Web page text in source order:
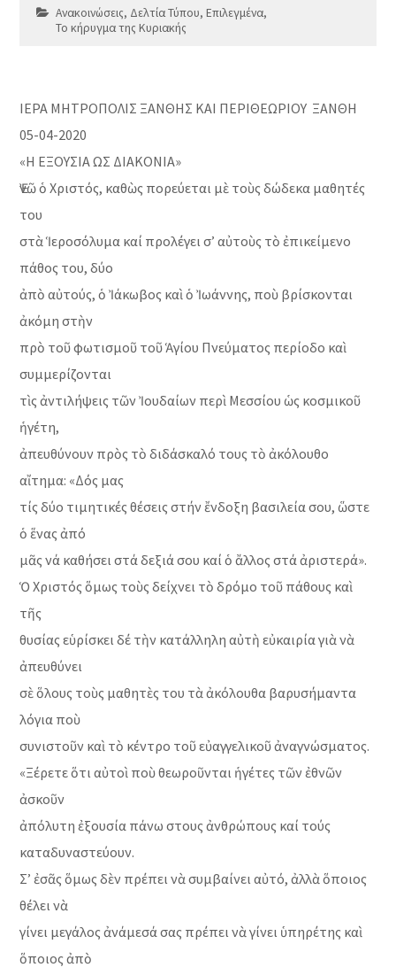
Ανακοινώσεις, Δελτία Τύπου,Επιλεγμένα,
Το κήρυγμα της Κυριακής
ΙΕΡΑ ΜΗΤΡΟΠΟΛΙΣ ΞΑΝΘΗΣ ΚΑΙ ΠΕΡΙΘΕΩΡΙΟΥ ΞΑΝΘΗ
05-04-2020
«Η ΕΞΟΥΣΙΑ ΩΣ ΔΙΑΚΟΝΙΑ»
Ἐνῶ ὁ Χριστός, καθὼς πορεύεται μὲ τοὺς δώδεκα μαθητές
του
στὰ Ἱεροσόλυμα καί προλέγει σ’ αὐτοὺς τὸ ἐπικείμενο
πάθος του, δύο
ἀπὸ αὐτούς, ὁ Ἰάκωβος καὶ ὁ Ἰωάννης, ποὺ βρίσκονται
ἀκόμη στὴν
πρὸ τοῦ φωτισμοῦ τοῦ Ἁγίου Πνεύματος περίοδο καὶ
συμμερίζονται
τὶς ἀντιλήψεις τῶν Ἰουδαίων περὶ Μεσσίου ὡς κοσμικοῦ
ἡγέτη,
ἀπευθύνουν πρὸς τὸ διδάσκαλό τους τὸ ἀκόλουθο
αἴτημα: «Δός μας
τίς δύο τιμητικές θέσεις στήν ἔνδοξη βασιλεία σου, ὥστε
ὁ ἕνας ἀπό
μᾶς νά καθήσει στά δεξιά σου καί ὁ ἄλλος στά ἀριστερά».
Ὁ Χριστός ὅμως τοὺς δείχνει τὸ δρόμο τοῦ πάθους καὶ
τῆς
θυσίας εὑρίσκει δέ τὴν κατάλληλη αὐτὴ εὐκαιρία γιὰ νὰ
ἀπευθύνει
σὲ ὅλους τοὺς μαθητὲς του τὰ ἀκόλουθα βαρυσήμαντα
λόγια ποὺ
συνιστοῦν καὶ τὸ κέντρο τοῦ εὐαγγελικοῦ ἀναγνώσματος.
«Ξέρετε ὅτι αὐτοὶ ποὺ θεωροῦνται ἡγέτες τῶν ἐθνῶν
ἀσκοῦν
ἀπόλυτη ἐξουσία πάνω στους ἀνθρώπους καί τούς
καταδυναστεύουν.
Σ’ ἐσᾶς ὅμως δὲν πρέπει νὰ συμβαίνει αὐτό, ἀλλὰ ὅποιος
θέλει νὰ
γίνει μεγάλος ἀνάμεσά σας πρέπει νὰ γίνει ὑπηρέτης καὶ
ὅποιος ἀπὸ